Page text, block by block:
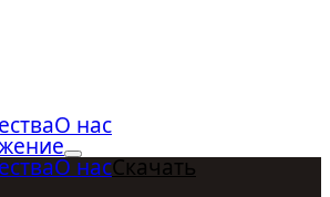
О нас
О насСкачать